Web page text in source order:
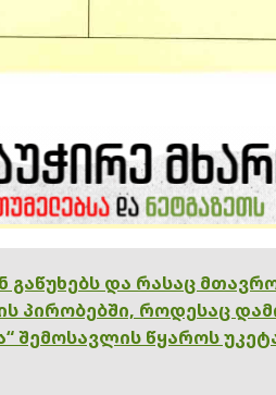
გაწუხებს და რასაც
პირობებში, როდესაც
შემოსავლის წყაროს